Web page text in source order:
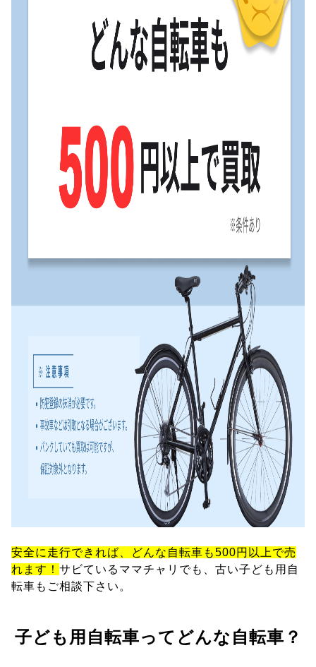
安全に走行できれば、どんな自転車も500円以上で売
れます！ サビているママチャリでも、古い子ども用自
転車もご相談下さい。
子ども用自転車ってどんな自転車？